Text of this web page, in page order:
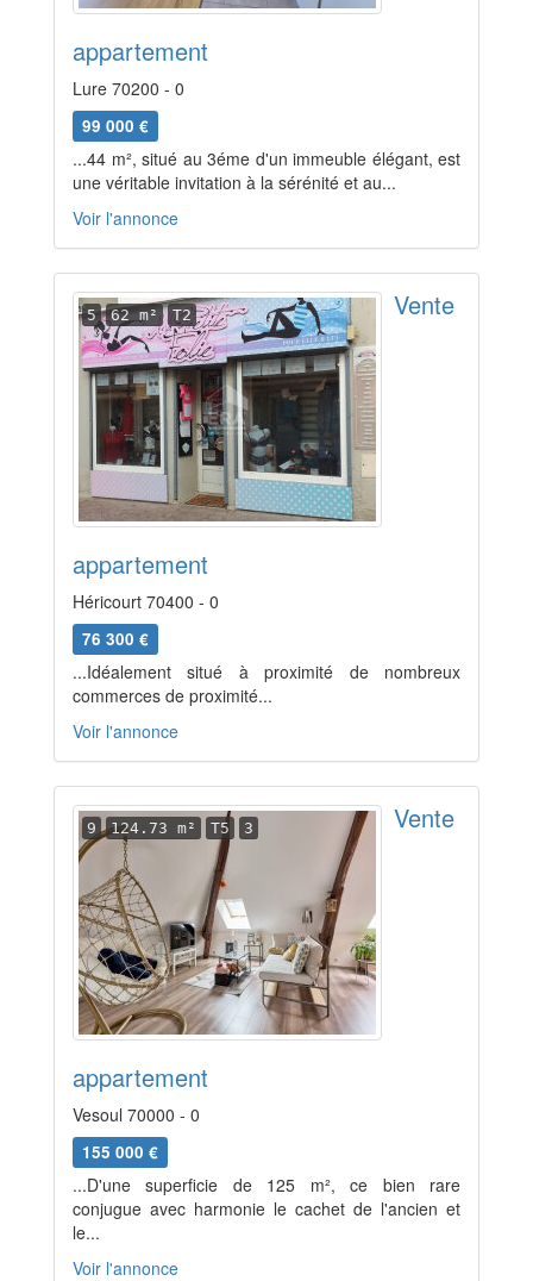
appartement
Lure 70200 - 0
99 000 €
...44 m², situé au 3éme d'un immeuble élégant, est
une véritable invitation à la sérénité et au...
Voir l'annonce
5 62 m² T2 Vente
appartement
Héricourt 70400 - 0
76 300 €
...Idéalement situé à proximité de nombreux
commerces de proximité...
Voir l'annonce
9 124.73 m² T5 3 Vente
appartement
Vesoul 70000 - 0
155 000 €
...D'une superficie de 125 m², ce bien rare
conjugue avec harmonie le cachet de l'ancien et
le...
Voir l'annonce